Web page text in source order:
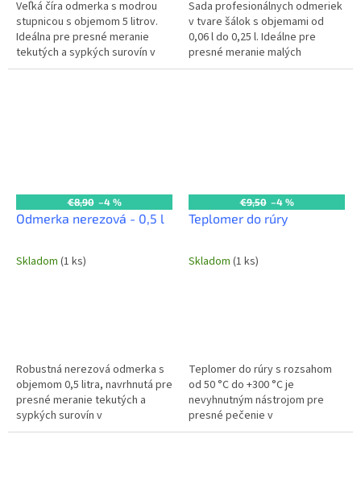
Veľká číra odmerka s modrou
stupnicou s objemom 5 litrov.
Ideálna pre presné meranie
tekutých a sypkých surovín v
profesionálnych kuchyniach a
Sada profesionálnych odmeriek
v tvare šálok s objemami od
0,06 l do 0,25 l. Ideálne pre
presné meranie malých
objemov tekutých a sypkých
€8,90 –4 %
Odmerka nerezová - 0,5 l
Skladom (1 ks)
Robustná nerezová odmerka s
objemom 0,5 litra, navrhnutá pre
presné meranie tekutých a
sypkých surovín v
profesionálnej kuchyni. Vďaka
€9,50 –4 %
Teplomer do rúry
Skladom (1 ks)
Teplomer do rúry s rozsahom
od 50 °C do +300 °C je
nevyhnutným nástrojom pre
presné pečenie v
profesionálnych kuchyniach.